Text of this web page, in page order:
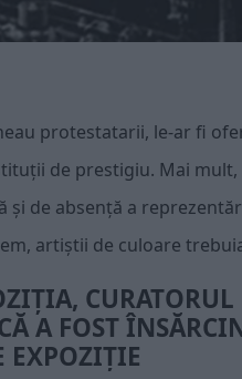
protestatarii, le-ar fi
de prestigiu. Mai mult,
de absență a
artiștii de culoare
A FOST
EXPOZIȚIE